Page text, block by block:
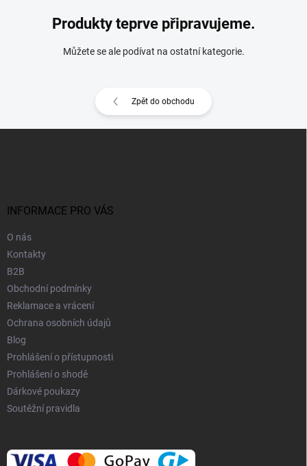
Produkty teprve připravujeme.
Můžete se ale podívat na ostatní kategorie.
Zpět do obchodu
INFORMACE PRO VÁS
O nás
Kontakty
B2B
Obchodní podmínky
Reklamace a vrácení
Ochrana osobních údajů
Blog
Prohlášení o přístupnosti
Prohlášení o shodě
Dárkové poukazy
Soutěžní pravidla